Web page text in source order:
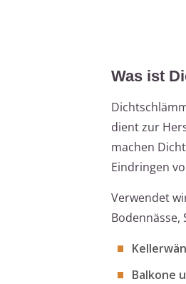
Was ist
dient zur
machen
Eindringen
Verwendet
Bodennässe,
Balkone